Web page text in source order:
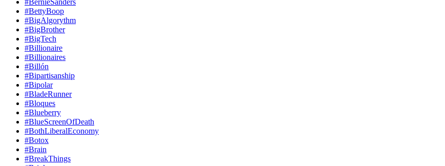
#BettyBoop
#BigAlgorythm
#BigBrother
#BigTech
#Billionaire
#Billionaires
#Billón
#Bipartisanship
#Bipolar
#BladeRunner
#Bloques
#Blueberry
#BlueScreenOfDeath
#BothLiberalEconomy
#Botox
#Brain
#BreakThings